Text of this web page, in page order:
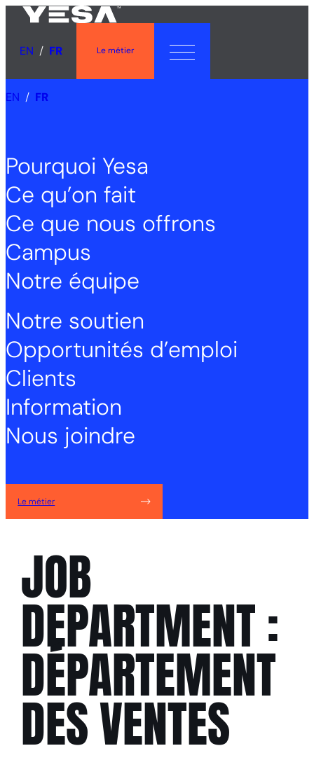
Aller
contenu
EN FR Le métier
EN FR
Pourquoi Yesa
Ce qu’on fait
Ce que nous offrons
Campus
Notre équipe
Notre soutien
Opportunités d’emploi
Clients
Information
Nous joindre
Le métier
JOB
DEPARTMENT :
DÉPARTEMENT
DES VENTES